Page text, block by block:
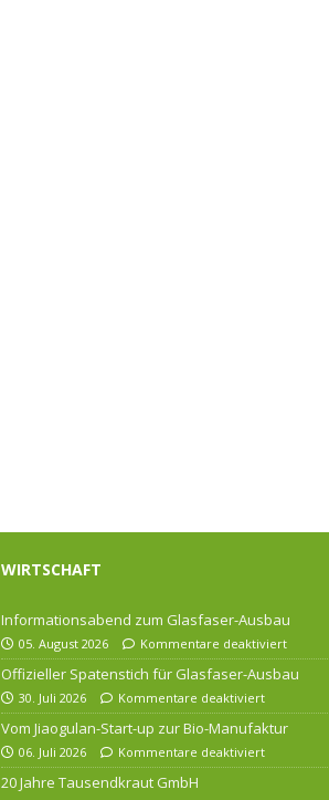
WIRTSCHAFT
Informationsabend zum Glasfaser-Ausbau
05. August 2026 Kommentare deaktiviert
Offizieller Spatenstich für Glasfaser-Ausbau
30. Juli 2026 Kommentare deaktiviert
Vom Jiaogulan-Start-up zur Bio-Manufaktur
06. Juli 2026 Kommentare deaktiviert
20 Jahre Tausendkraut GmbH